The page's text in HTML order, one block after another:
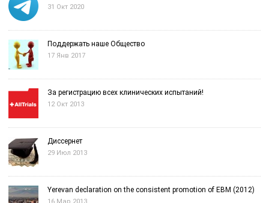
31 Окт 2020
Поддержать наше Общество
17 Янв 2017
За регистрацию всех клинических испытаний!
12 Окт 2013
Диссернет
29 Июл 2013
Yerevan declaration on the consistent promotion of EBM (2012)